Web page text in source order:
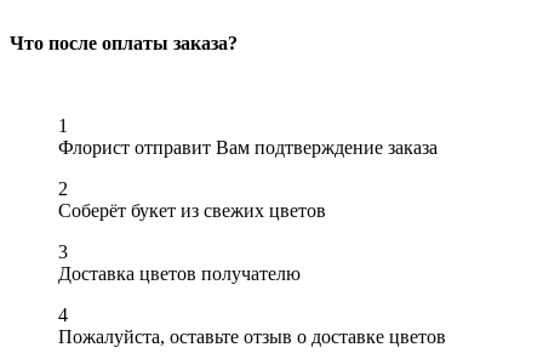
Что после оплаты заказа?
1
Флорист отправит Вам подтверждение заказа
2
Соберёт букет из свежих цветов
3
Доставка цветов получателю
4
Пожалуйста, оставьте отзыв о доставке цветов